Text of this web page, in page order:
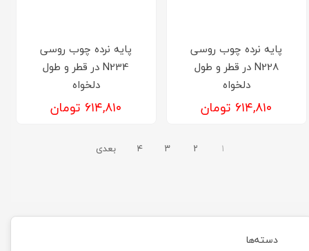
دسته‌ها
پایه نرده چوب روسی
N228 در قطر و طول
دلخواه
۶۱۴,۸۱۰ تومان
پایه نرده چوب روسی
N234 در قطر و طول
دلخواه
۶۱۴,۸۱۰ تومان
۱ ۲ ۳ ۴ بعدی